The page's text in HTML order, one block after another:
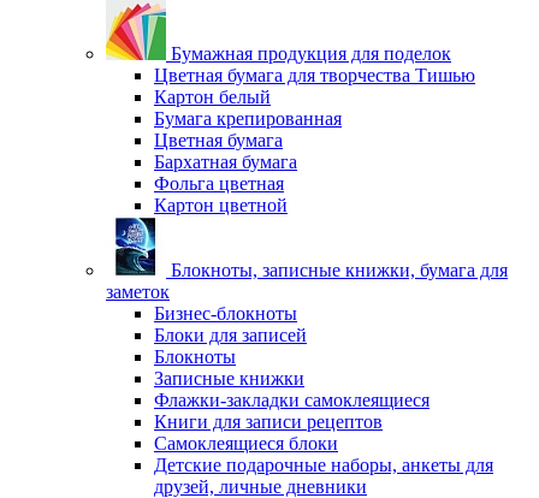
Бумажная продукция для поделок
Цветная бумага для творчества Тишью
Картон белый
Бумага крепированная
Цветная бумага
Бархатная бумага
Фольга цветная
Картон цветной
Блокноты, записные книжки, бумага для
заметок
Бизнес-блокноты
Блоки для записей
Блокноты
Записные книжки
Флажки-закладки самоклеящиеся
Книги для записи рецептов
Самоклеящиеся блоки
Детские подарочные наборы, анкеты для
друзей, личные дневники